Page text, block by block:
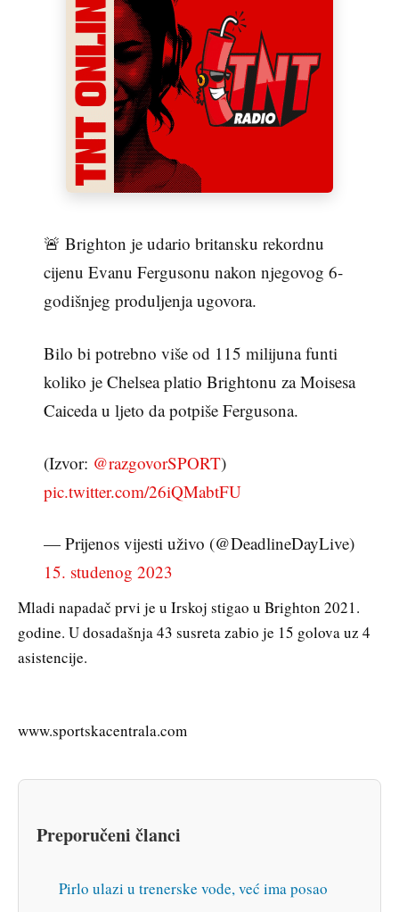
🚨 Brighton je udario britansku rekordnu
cijenu Evanu Fergusonu nakon njegovog 6-
godišnjeg produljenja ugovora.
Bilo bi potrebno više od 115 milijuna funti
koliko je Chelsea platio Brightonu za Moisesa
Caiceda u ljeto da potpiše Fergusona.
(Izvor: @razgovorSPORT)
pic.twitter.com/26iQMabtFU
— Prijenos vijesti uživo (@DeadlineDayLive)
15. studenog 2023
Mladi napadač prvi je u Irskoj stigao u Brighton 2021.
godine. U dosadašnja 43 susreta zabio je 15 golova uz 4
asistencije.
www.sportskacentrala.com
Preporučeni članci
Pirlo ulazi u trenerske vode, već ima posao